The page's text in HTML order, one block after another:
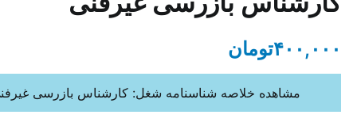
تومان
مشاهده خلاصه شناسنامه شغل: کارشناس بازرسی غیرفنی ‏